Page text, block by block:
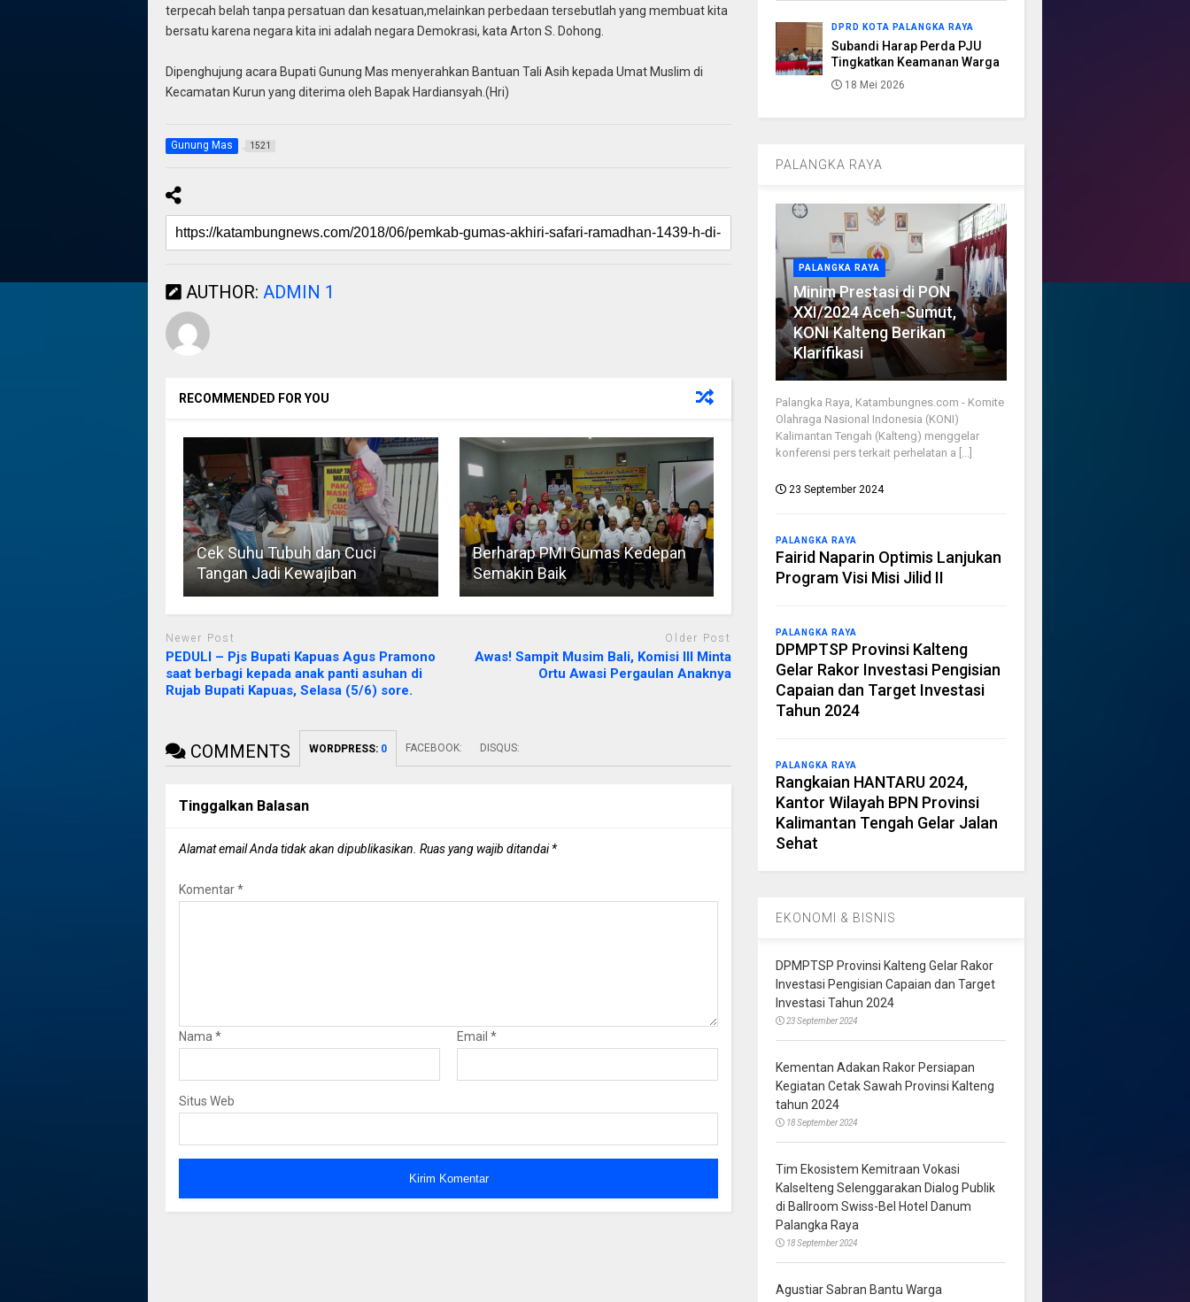
terpecah belah tanpa persatuan dan kesatuan,melainkan perbedaan tersebutlah yang membuat kita
bersatu karena negara kita ini adalah negara Demokrasi, kata Arton S. Dohong.
Dipenghujung acara Bupati Gunung Mas menyerahkan Bantuan Tali Asih kepada Umat Muslim di
Kecamatan Kurun yang diterima oleh Bapak Hardiansyah.(Hri)
Gunung Mas 1521
AUTHOR: ADMIN 1
RECOMMENDED FOR YOU
Cek Suhu Tubuh dan Cuci
Tangan Jadi Kewajiban
Berharap PMI Gumas Kedepan
Semakin Baik
Newer Post
PEDULI – Pjs Bupati Kapuas Agus Pramono
saat berbagi kepada anak panti asuhan di
Rujab Bupati Kapuas, Selasa (5/6) sore.
Older Post
Awas! Sampit Musim Bali, Komisi III Minta
Ortu Awasi Pergaulan Anaknya
COMMENTS WORDPRESS: 0 FACEBOOK: DISQUS:
Tinggalkan Balasan
Alamat email Anda tidak akan dipublikasikan. Ruas yang wajib ditandai*
Komentar*
Nama * Email *
Situs Web
DPRD KOTA PALANGKA RAYA
Subandi Harap Perda PJU
Tingkatkan Keamanan Warga
18 Mei 2026
PALANGKA RAYA
PALANGKA RAYA
Minim Prestasi di PON
XXI/2024 Aceh-Sumut,
KONI Kalteng Berikan
Klarifikasi
Palangka Raya, Katambungnes.com - Komite
Olahraga Nasional Indonesia (KONI)
Kalimantan Tengah (Kalteng) menggelar
konferensi pers terkait perhelatan a [...]
23 September 2024
PALANGKA RAYA
Fairid Naparin Optimis Lanjukan
Program Visi Misi Jilid II
PALANGKA RAYA
DPMPTSP Provinsi Kalteng
Gelar Rakor Investasi Pengisian
Capaian dan Target Investasi
Tahun 2024
PALANGKA RAYA
Rangkaian HANTARU 2024,
Kantor Wilayah BPN Provinsi
Kalimantan Tengah Gelar Jalan
Sehat
EKONOMI & BISNIS
DPMPTSP Provinsi Kalteng Gelar Rakor
Investasi Pengisian Capaian dan Target
Investasi Tahun 2024
23 September 2024
Kementan Adakan Rakor Persiapan
Kegiatan Cetak Sawah Provinsi Kalteng
tahun 2024
18 September 2024
Tim Ekosistem Kemitraan Vokasi
Kalselteng Selenggarakan Dialog Publik
di Ballroom Swiss-Bel Hotel Danum
Palangka Raya
18 September 2024
Agustiar Sabran Bantu Warga